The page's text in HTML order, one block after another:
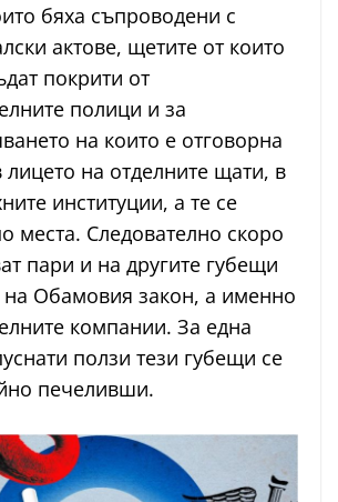
бяха съпроводени с
актове, щетите от които
покрити от
полици и за
на които е отговорна
на отделните щати, в
институции, а те се
места. Следователно скоро
пари и на другите губещи
на Обамовия закон, а именно
компании. За една
ползи тези губещи се
печеливши.